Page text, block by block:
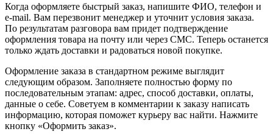
Когда оформляете быстрый заказ, напишите ФИО, телефон и
e-mail. Вам перезвонит менеджер и уточнит условия заказа.
По результатам разговора вам придет подтверждение
оформления товара на почту или через СМС. Теперь останется
только ждать доставки и радоваться новой покупке.
Оформление заказа в стандартном режиме выглядит
следующим образом. Заполняете полностью форму по
последовательным этапам: адрес, способ доставки, оплаты,
данные о себе. Советуем в комментарии к заказу написать
информацию, которая поможет курьеру вас найти. Нажмите
кнопку «Оформить заказ».